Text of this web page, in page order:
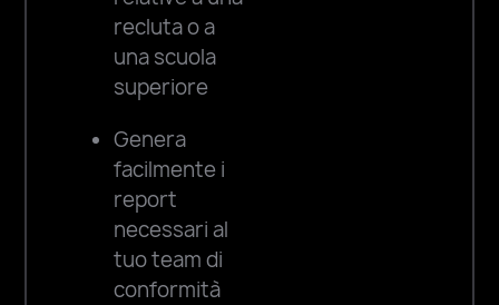
monitorando
automaticamente le
attività di
reclutamento e
condividendo le
informazioni con il
tuo team di
Compliance.
recluta o a
una scuola
superiore
Genera
facilmente i
report
necessari al
tuo team di
conformità